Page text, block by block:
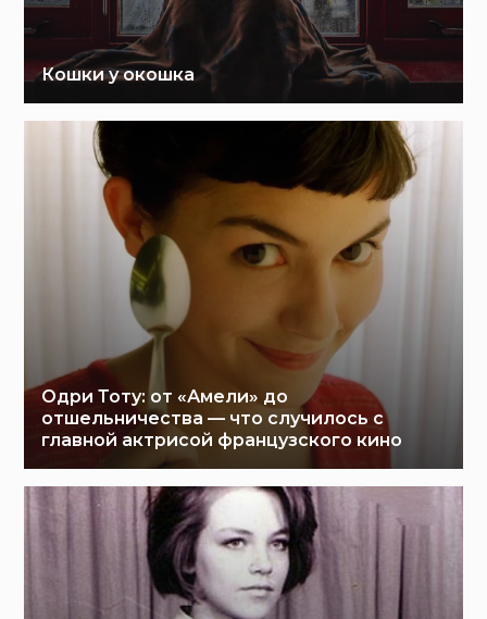
Кошки у окошка
Одри Тоту: от «Амели» до
отшельничества — что случилось с
главной актрисой французского кино